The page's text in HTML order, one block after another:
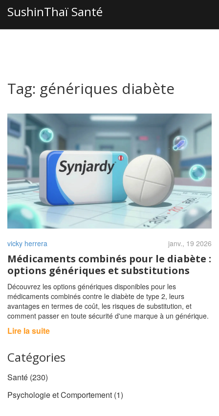
SushinThaï Santé
Tag: génériques diabète
vicky herrera janv., 19 2026
Médicaments combinés pour le diabète :
options génériques et substitutions
Découvrez les options génériques disponibles pour les
médicaments combinés contre le diabète de type 2, leurs
avantages en termes de coût, les risques de substitution, et
comment passer en toute sécurité d'une marque à un générique.
Lire la suite
Catégories
Santé (230)
Psychologie et Comportement (1)